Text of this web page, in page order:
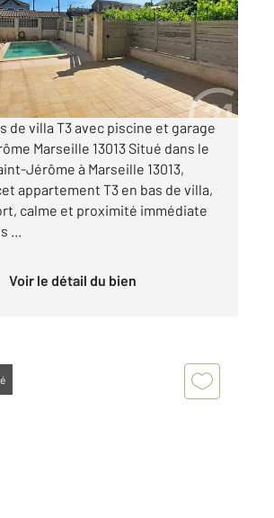
F3 à vendre
000 €
de villa T3 avec piscine et garage
Marseille 13013 Situé dans le
Jérôme à Marseille 13013,
appartement T3 en bas de villa,
calme et proximité immédiate
...
Voir le détail du bien